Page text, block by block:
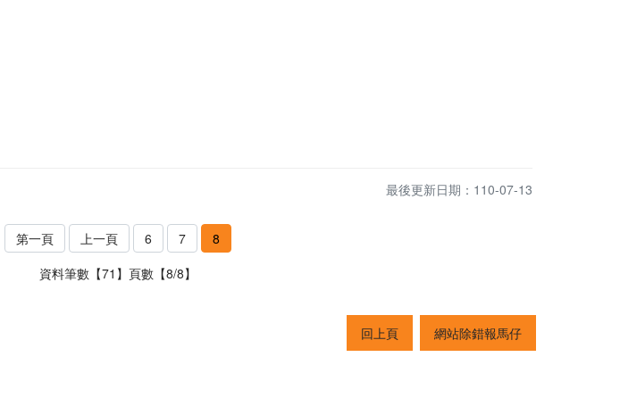
最後更新日期：110-07-13
第一頁 上一頁 6 7
8
資料筆數【71】頁數【8/8】
回上頁 網站除錯報馬仔